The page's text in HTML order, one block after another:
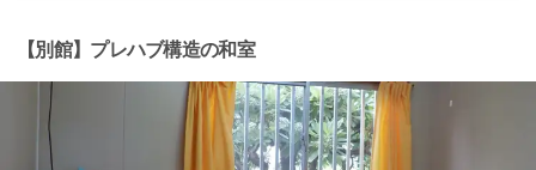
【別館】プレハブ構造の和室